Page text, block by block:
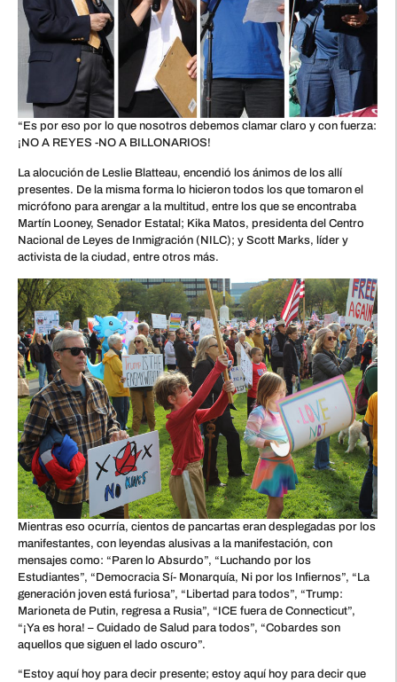
“Es por eso por lo que nosotros debemos clamar claro y con fuerza:
¡NO A REYES -NO A BILLONARIOS!
La alocución de Leslie Blatteau, encendió los ánimos de los allí
presentes. De la misma forma lo hicieron todos los que tomaron el
micrófono para arengar a la multitud, entre los que se encontraba
Martín Looney, Senador Estatal; Kika Matos, presidenta del Centro
Nacional de Leyes de Inmigración (NILC); y Scott Marks, líder y
activista de la ciudad, entre otros más.
Mientras eso ocurría, cientos de pancartas eran desplegadas por los
manifestantes, con leyendas alusivas a la manifestación, con
mensajes como: “Paren lo Absurdo”, “Luchando por los
Estudiantes”, “Democracia Sí- Monarquía, Ni por los Infiernos”, “La
generación joven está furiosa”, “Libertad para todos”, “Trump:
Marioneta de Putin, regresa a Rusia”, “ICE fuera de Connecticut”,
“¡Ya es hora! – Cuidado de Salud para todos”, “Cobardes son
aquellos que siguen el lado oscuro”.
“Estoy aquí hoy para decir presente; estoy aquí hoy para decir que